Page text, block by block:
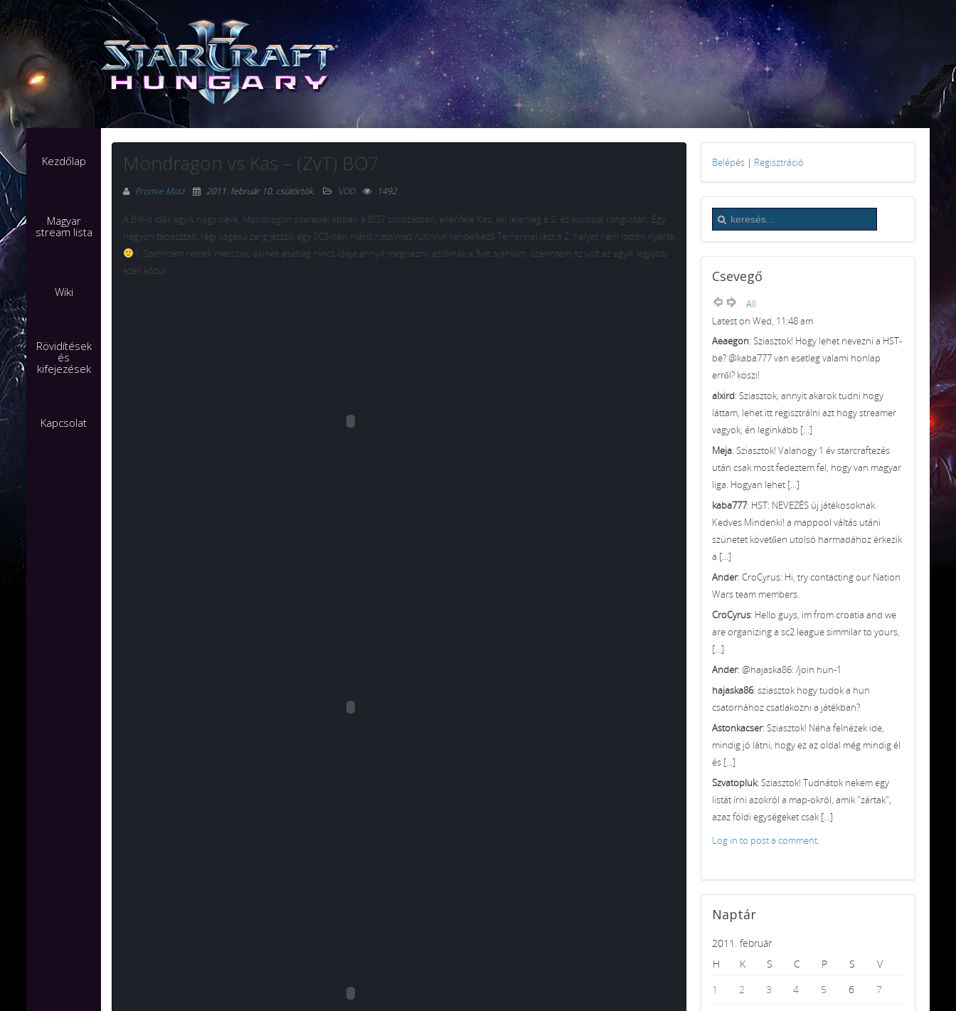
Kezdőlap
Magyar
stream lista
Wiki
Rövidítések
és
kifejezések
Kapcsolat
Mondragon vs Kas – (ZvT) BO7
Promie Motz 2011. február 10. csütörtök. VOD 1492
A BW-s idők egyik nagy neve, Mondragon szerepel ebben a BO7 sorozatban, ellenfele Kas, aki jelenleg a 2. az európai ranglistán. Egy
nagyon tapasztalt, régi vágású zerg játszik egy SC2-ben máris hatalmas rutinnal rendelkező Terrannal (ezt a 2. helyet nem lottón nyerte
). Szerintem remek meccsek, akinek esetleg nincs ideje ennyit megnézni, azoknak a 3-at ajánlom, szerintem az volt az egyik legjobb
ezek közül.
Belépés | Regisztráció
Csevegő
All
Latest on Wed, 11:48 am
Aeaegon: Sziasztok! Hogy lehet nevezni a HST-
be? @kaba777 van esetleg valami honlap
erről? köszi!
alxird: Sziasztok, annyit akarok tudni hogy
láttam, lehet itt regisztrálni azt hogy streamer
vagyok, én leginkább [...]
Meja: Sziasztok! Valahogy 1 év starcraftezés
után csak most fedeztem fel, hogy van magyar
liga. Hogyan lehet [...]
kaba777: HST: NEVEZÉS új játékosoknak.
Kedves Mindenki! a mappool váltás utáni
szünetet követően utolsó harmadához érkezik
a [...]
Ander: CroCyrus: Hi, try contacting our Nation
Wars team members.
CroCyrus: Hello guys, im from croatia and we
are organizing a sc2 league simmilar to yours,
[...]
Ander: @hajaska86: /join hun-1
hajaska86: sziasztok hogy tudok a hun
csatornához csatlakozni a játékban?
Astonkacser: Sziasztok! Néha felnézek ide,
mindig jó látni, hogy ez az oldal még mindig él
és [...]
Szvatopluk: Sziasztok! Tudnátok nekem egy
listát írni azokról a map-okról, amik "zártak",
azaz földi egységeket csak [...]
Log in to post a comment.
Naptár
2011. február
H
K S C P S
V
1
2 3 4 5 6 7